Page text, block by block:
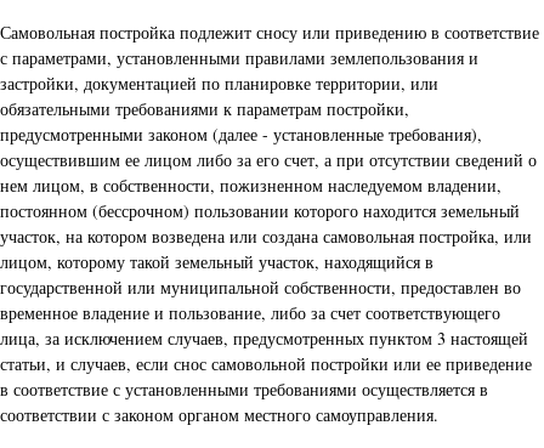
Самовольная постройка подлежит сносу или приведению в соответствие
с параметрами, установленными правилами землепользования и
застройки, документацией по планировке территории, или
обязательными требованиями к параметрам постройки,
предусмотренными законом (далее - установленные требования),
осуществившим ее лицом либо за его счет, а при отсутствии сведений о
нем лицом, в собственности, пожизненном наследуемом владении,
постоянном (бессрочном) пользовании которого находится земельный
участок, на котором возведена или создана самовольная постройка, или
лицом, которому такой земельный участок, находящийся в
государственной или муниципальной собственности, предоставлен во
временное владение и пользование, либо за счет соответствующего
лица, за исключением случаев, предусмотренных пунктом 3 настоящей
статьи, и случаев, если снос самовольной постройки или ее приведение
в соответствие с установленными требованиями осуществляется в
соответствии с законом органом местного самоуправления.